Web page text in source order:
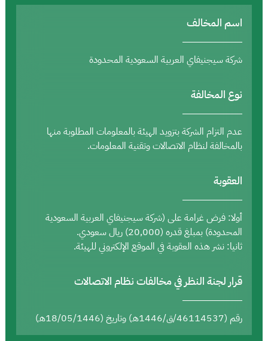
اسم المخالف
شركة سيجنيفاي العربية السعودية المحدودة
نوع المخالفة
عدم التزام الشركة بتزويد الهيئة بالمعلومات المطلوبة منها
بالمخالفة لنظام الاتصالات وتقنية المعلومات.
العقوبة
أولا: فرض غرامة على (شركة سيجنيفاي العربية السعودية
المحدودة) بمبلغ قدره (20,000) ريال سعودي.
ثانيا: نشر هذه العقوبة في الموقع الإلكتروني للهيئة.
قرار لجنة النظر في مخالفات نظام الاتصالات
رقم (46114537/ق/1446هـ) وتاريخ (18/05/1446هـ)